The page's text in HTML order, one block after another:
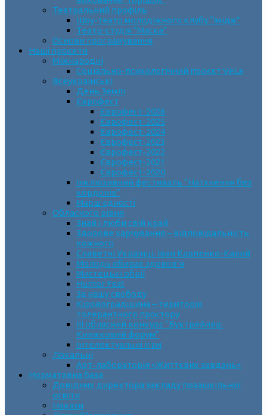
Театральний профіль
Шоу-театр молодіжного клубу “Імідж”
Театр-студія “Маска”
Основи програмування
Наші проєкти
Міжнародні
Соціально-психологічний проєкт VeLa
Всеукраїнські
День Землі
Єврофест
Єврофест-2026
Єврофест-2025
Єврофест-2024
Єврофест-2023
Єврофест-2022
Єврофест-2021
Єврофест-2020
Інклюзивний фестиваль “Натхнення без
кордонів”
Марш єдності
Обласного рівня
Знай і люби свій край
Здорове харчування – відповідальність
кожного
Славетні Українці. Іван Карпенко-Карий
Молодь обирає здоров’я
Мистецькі обрії
Humor Fest
За нашу свободу
Кіровоградщина – територія
толерантного простору
ІII обласний конкурс “Буктрейлер.
Книжковий форум”
Інтелектуальні ігри
Локальні
Арт-лабораторія «Життєвих завдань»
Нормативна база
Довідник директора закладу позашкільної
освіти
Накази